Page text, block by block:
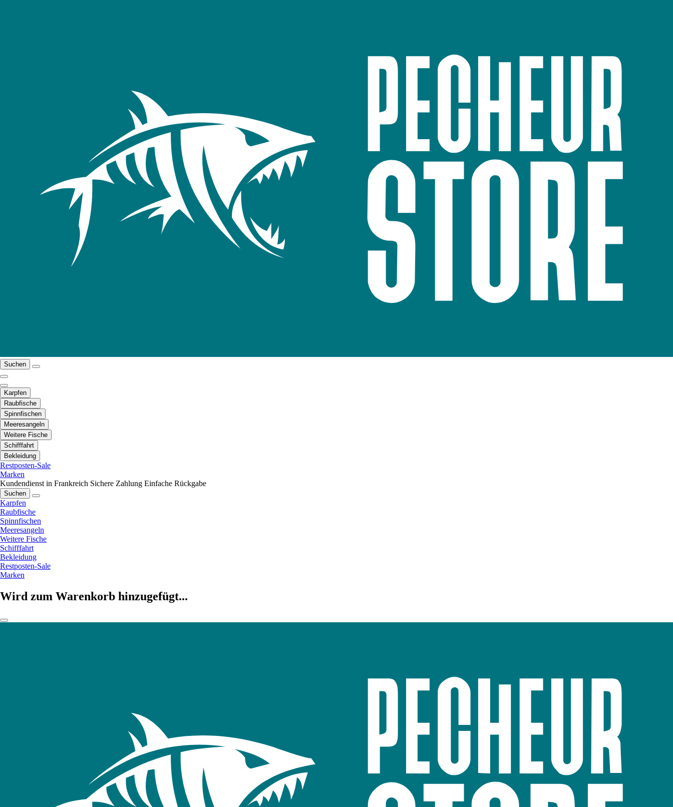
Suchen
Karpfen
Raubfische
Spinnfischen
Meeresangeln
Weitere Fische
Schifffahrt
Bekleidung
Restposten-Sale
Marken
Kundendienst in Frankreich Sichere Zahlung Einfache Rückgabe
Suchen
Karpfen
Raubfische
Spinnfischen
Meeresangeln
Weitere Fische
Schifffahrt
Bekleidung
Restposten-Sale
Marken
Wird zum Warenkorb hinzugefügt...